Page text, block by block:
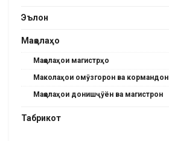
Эълон
Мақолаҳо
Мақолаҳои магистрҳо
Маколаҳои омӯзгорон ва кормандон
Мақолаҳои донишҷӯён ва магистрон
Табрикот